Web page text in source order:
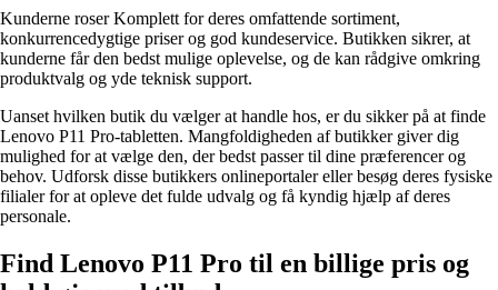
Kunderne roser Komplett for deres omfattende sortiment,
konkurrencedygtige priser og god kundeservice. Butikken sikrer, at
kunderne får den bedst mulige oplevelse, og de kan rådgive omkring
produktvalg og yde teknisk support.
Uanset hvilken butik du vælger at handle hos, er du sikker på at finde
Lenovo P11 Pro-tabletten. Mangfoldigheden af butikker giver dig
mulighed for at vælge den, der bedst passer til dine præferencer og
behov. Udforsk disse butikkers onlineportaler eller besøg deres fysiske
filialer for at opleve det fulde udvalg og få kyndig hjælp af deres
personale.
Find Lenovo P11 Pro til en billige pris og